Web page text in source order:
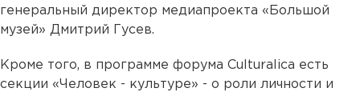
генеральный директор медиапроекта «Большой
музей» Дмитрий Гусев.
Кроме того, в программе форума Culturalica есть
секции «Человек - культуре» - о роли личности и